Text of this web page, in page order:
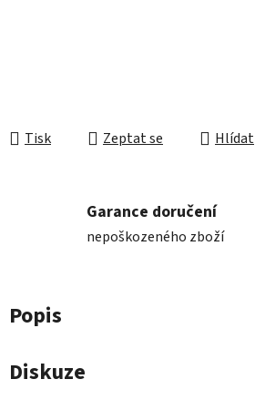
Tisk Zeptat se Hlídat
Garance doručení
nepoškozeného zboží
Popis
Diskuze